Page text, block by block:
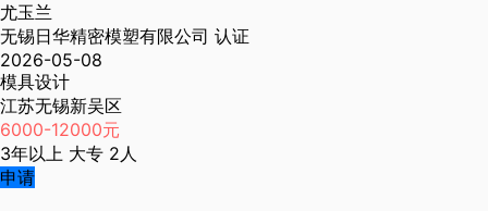
尤玉兰
无锡日华精密模塑有限公司 认证
2026-05-08
模具设计
江苏无锡新吴区
6000-12000元
3年以上 大专 2人
申请